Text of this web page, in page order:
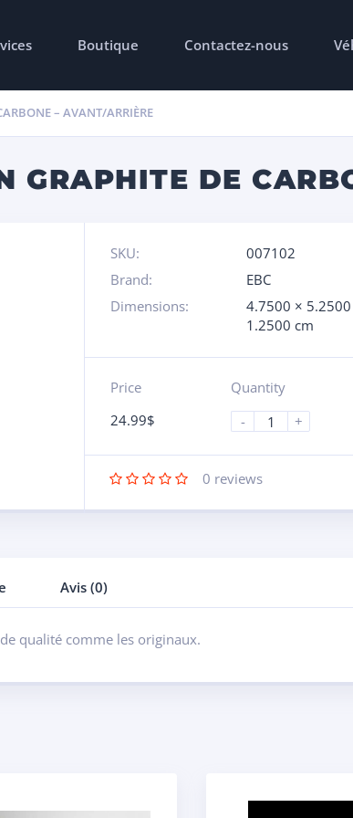
Boutique Contactez-nous
– AVANT/ARRIÈRE
GRAPHITE DE
SKU: 007102
Brand:
EBC
Dimensions:
4.7500 ×
1.2500 cm
Price
24.99$
Quantity
-
+
0 reviews
Avis (0)
qualité comme les originaux.